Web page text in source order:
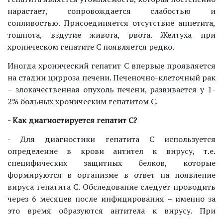
нарастает, сопровождается слабостью и
сонливостью. Присоединяется отсутствие аппетита,
тошнота, вздутие живота, рвота. Желтуха при
хроническом гепатите С появляется редко.
Иногда хронический гепатит С впервые проявляется
на стадии цирроза печени. Печеночно-клеточный рак
– злокачественная опухоль печени, развивается у 1-
2% больных хроническим гепатитом С.
- Как диагностируется гепатит С?
- Для диагностики гепатита
С используется
определение в крови антител к вирусу, т.е.
специфических защитных белков, которые
формируются в организме в ответ на появление
вируса гепатита С. Обследование следует проводить
через 6 месяцев после инфицирования – именно за
это время образуются антитела к вирусу. При